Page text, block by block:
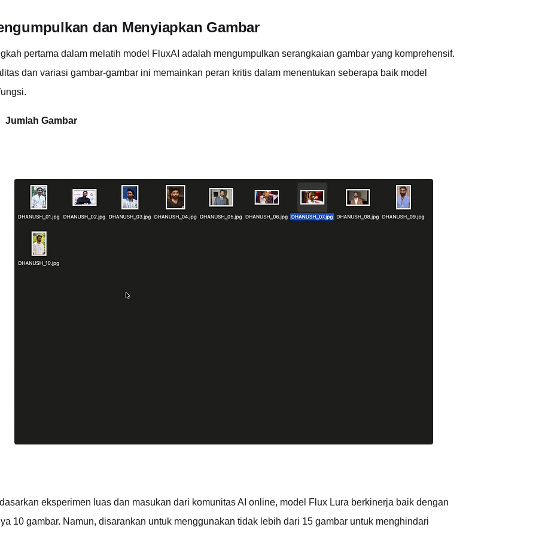
dan Menyiapkan Gambar
pertama dalam melatih model FluxAI adalah mengumpulkan serangkaian gambar yang komprehensif.
dan variasi gambar-gambar ini memainkan peran kritis dalam menentukan seberapa baik model
Jumlah Gambar
eksperimen luas dan masukan dari komunitas AI online, model Flux Lura berkinerja baik dengan
10 gambar. Namun, disarankan untuk menggunakan tidak lebih dari 15 gambar untuk menghindari